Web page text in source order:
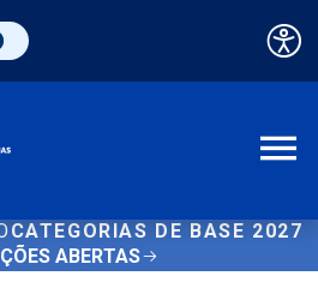
CATEGORIAS DE BASE 2027
ABERTAS